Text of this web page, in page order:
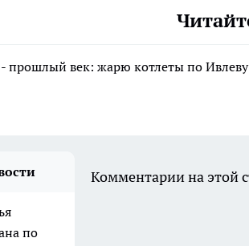
прошлый век: жарю котлеты по
по
Комментарии на этой